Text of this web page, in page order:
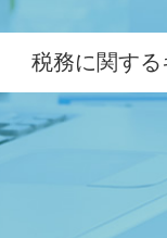
税務に関する
人税 申告期限
与税 夫婦間